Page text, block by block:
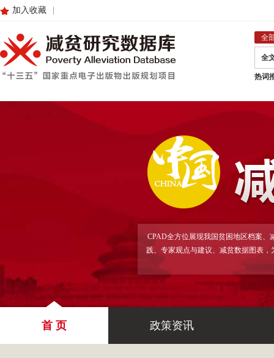
加入收藏
全
全
热词
CPAD全方位展现我国贫困地区档案
践、专家观点与建议、减贫数据图表
首 页 政策资讯